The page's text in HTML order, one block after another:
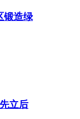
锻造绿
立后